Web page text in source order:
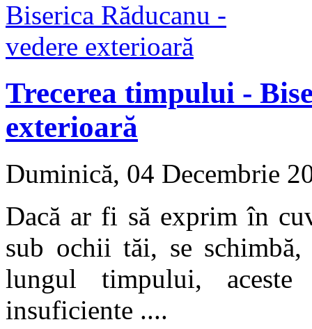
Trecerea timpului -
exterioară
Duminică, 04 Decembrie
Dacă ar fi să exprim în
sub ochii tăi, se schimbă,
lungul timpului,
insuficiente ....